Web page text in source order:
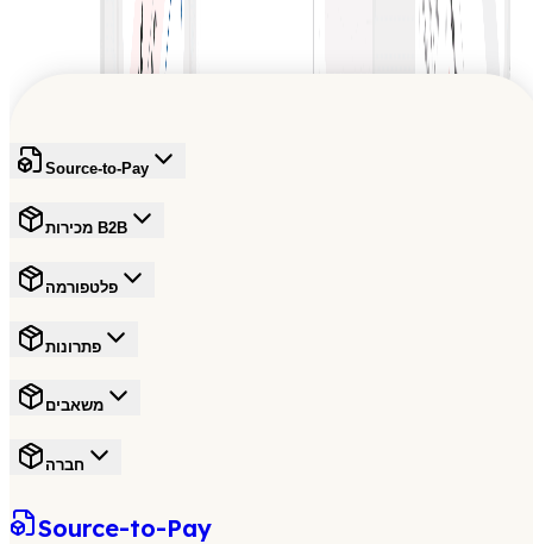
הצטרפו לרשת אמינה שמעצבת את עתיד המסחר
להרשמה בחינם
Source-to-Pay
מכירות B2B
פלטפורמה
פתרונות
משאבים
חברה
Source-to-Pay